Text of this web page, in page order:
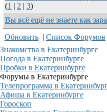
(1 | 2 | 3)
Вы всё ещё не знаете как
Обновить | Список Форумов
Знакомства в Екатеринбурге
Погода в Екатеринбурге
Пробки в Екатеринбурге
Форумы в Екатеринбурге
Телепрограмма в
Афиша в Екатеринбурге
Гороскоп